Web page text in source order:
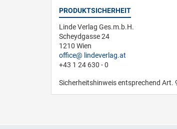
PRODUKTSICHERHEIT
Linde Verlag Ges.m.b.H.
Scheydgasse 24
1210 Wien
office
lindeverlag.at
+43 1 24 630 - 0
Sicherheitshinweis entsprechend Art.